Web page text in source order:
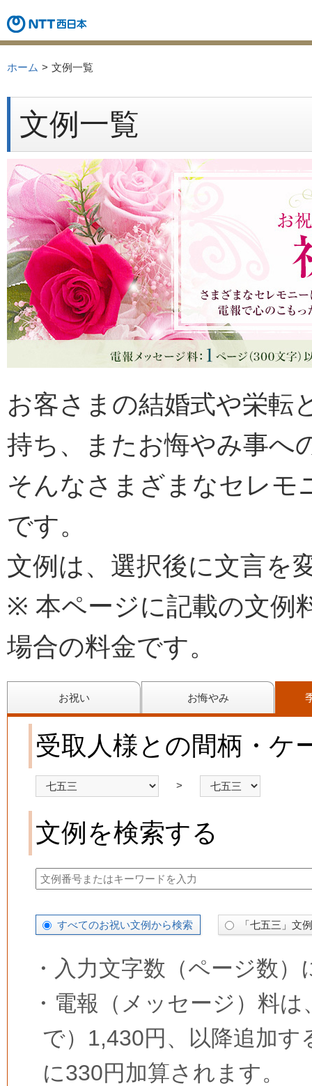
ホーム 文例一覧
文例一覧
お客さまの結婚式や栄転
持ち、またお悔やみ事へ
そんなさまざまなセレモ
です。
文例は、選択後に文言を
※ 本ページに記載の文例
場合の料金です。
お祝い お悔やみ
受取人様との間柄・ケ
>
文例を検索する
すべてのお祝い文例から検索 「七五三」文
・ 入力文字数（ページ数
・ 電報（メッセージ）料
で）1,430円、以降追加
に330円加算されます。